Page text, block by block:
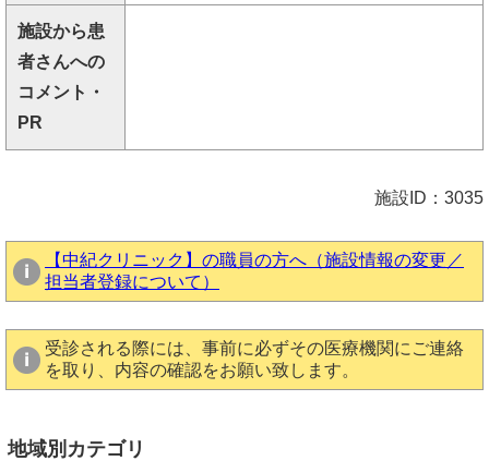
施設から患
者さんへの
コメント・
PR
施設ID：3035
【中紀クリニック】の職員の方へ（施設情報の変更／
担当者登録について）
受診される際には、事前に必ずその医療機関にご連絡
を取り、内容の確認をお願い致します。
地域別カテゴリ